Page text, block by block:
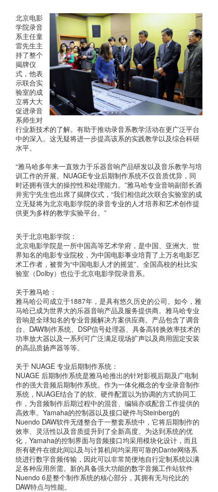
北京电影
学院录音
系主任童
雷先生主
持了整个
揭牌仪
式，他表
示联合实
验室的成
立将大大
促进录音
系师生对
行业新技术的了解。有助于推动录音系教学活动在更广泛平台
中的深入。这无疑将进一步提高该系的实践教学以及综合科研
水平。
“雅马哈多年来一直致力于乐器音响产品研发以及音乐教学与培
训工作的开展。NUAGE专业后期制作系统不仅音质优异，同
时还拥有强大的操控性和处理能力。”雅马哈专业音响副部长酒
井宪宁先生也出席了揭牌仪式，“我们相信此次联合实验室的成
立无疑将为北京电影学院的录音专业的人才培养和艺术创作提
供更为多样的教学实验平台。”
关于北京电影学院：
北京电影学院是一所中国高等艺术学府，是中国、亚洲大、世
界知名的电影专业院校，为中国电影事业培育了上万名电影艺
术工作者，被誉为“中国电影人才的摇篮”。全国高校的杜比实
验室（Dolby）也位于北京电影学院录音系。
关于雅马哈：
雅马哈公司成立于1887年，是具有悠久历史的公司。如今，雅
马哈已成为世界大的乐器音响产品及服务提供商。雅马哈专业
音响是全球知名的专业音频解决方案供应商。产品包含了调音
台、DAW制作系统、DSP信号处理器、具备高转换效率技术的
功率放大器以及一系列可广泛满足现场扩声以及商用固定安装
的高品质扬声器等等。
关于 NUAGE 专业后期制作系统：
NUAGE 后期制作系统是雅马哈推出的针对影视后期及广电制
作的强大音频后期制作系统。作为一体化概念的专业录音制作
系统，NUAGE结合了的软、硬件配置以为协调的方式协同工
作，为音频制作后期过程中的混音、编辑亦或配音工作提供的
高效率。Yamaha的控制器以及接口硬件与Steinberg的
Nuendo DAW软件无缝整合于一整套系统中，它将后期制作的
效率、灵活性以及音质提升到了全新高度。为达到系统的优
化，Yamaha的控制界面与音频接口均采用模块化设计，而且
所有硬件在彼此间以及与计算机间均采用可靠的Dante网络系
统进行数字音频传输，因此可以非常简便地自行定制系统以满
足各种应用所需。新的具备强大功能的数字音频工作站软件
Nuendo 6是整个制作系统的核心部分，其拥有无与伦比的
DAW特点与性能。